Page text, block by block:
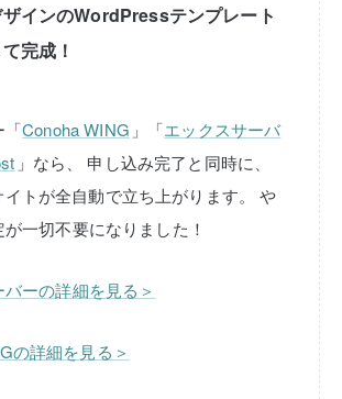
インのWordPressテンプレート
完成！
「Conoha WING 」「エックスサーバ
」なら、
申し込み完了と同時に、
トが全自動で立ち上がります。
や
一切不要になりました！
ーの詳細を見る＞
の詳細を見る＞